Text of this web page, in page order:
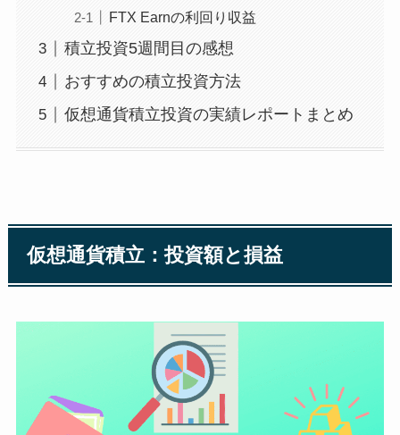
FTX Earnの利回り収益
積立投資5週間目の感想
おすすめの積立投資方法
仮想通貨積立投資の実績レポートまとめ
仮想通貨積立：投資額と損益